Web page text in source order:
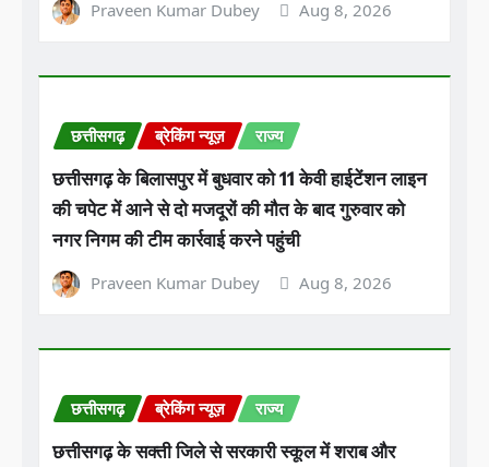
Praveen Kumar Dubey Aug 8, 2026
छत्तीसगढ़ ब्रेकिंग न्यूज़ राज्य
छत्तीसगढ़ के बिलासपुर में बुधवार को 11 केवी हाईटेंशन लाइन
की चपेट में आने से दो मजदूरों की मौत के बाद गुरुवार को
नगर निगम की टीम कार्रवाई करने पहुंची
Praveen Kumar Dubey Aug 8, 2026
छत्तीसगढ़ ब्रेकिंग न्यूज़ राज्य
छत्तीसगढ़ के सक्ती जिले से सरकारी स्कूल में शराब और